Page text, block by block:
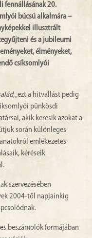
fennállásának 20.
búcsú alkalmára –
illusztrált
és a jubileumi
élményeket,
csíksomlyói
„ezt a hitvallást pedig
pünkösdi
akik keresik azokat a
során különleges
emlékezetes
kéréseik
szervezésében
2004-től napjainkig
beszámolók formájában